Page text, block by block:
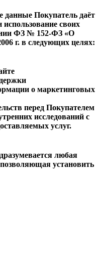
данные Покупатель даёт
использование своих
ФЗ № 152-ФЗ «О
г. в следующих целях:
о маркетинговых
перед Покупателем
исследований с
услуг.
любая
установить